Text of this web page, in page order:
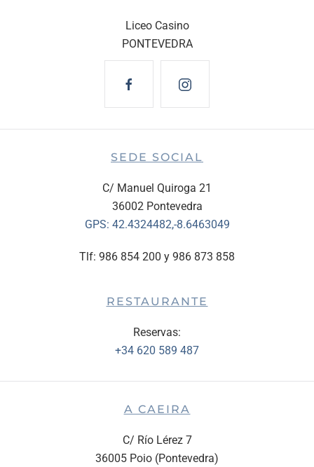
Liceo Casino
PONTEVEDRA
SEDE SOCIAL
C/ Manuel Quiroga 21
36002 Pontevedra
GPS: 42.4324482,-8.6463049
Tlf: 986 854 200 y 986 873 858
RESTAURANTE
Reservas:
+34 620 589 487
A CAEIRA
C/ Río Lérez 7
36005 Poio (Pontevedra)